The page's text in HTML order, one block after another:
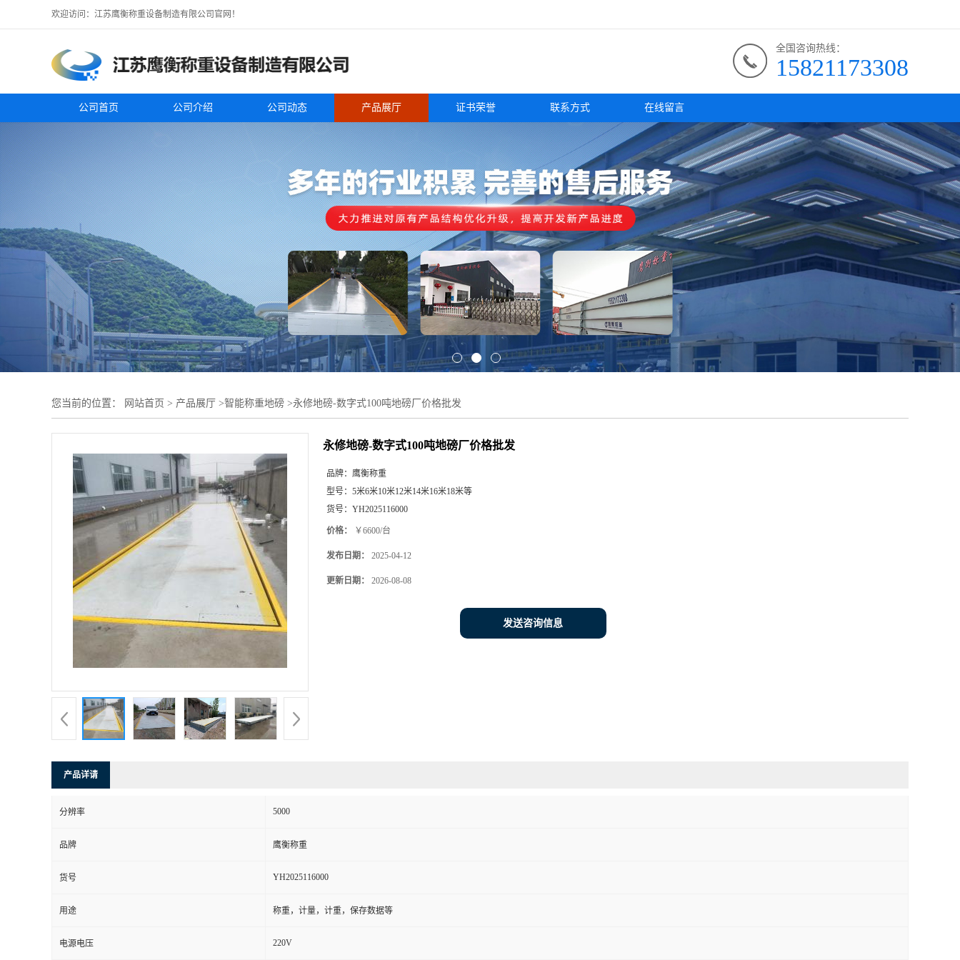
欢迎访问：江苏鹰衡称重设备制造有限公司官网！
全国咨询热线：
15821173308
公司首页 公司介绍 公司动态 产品展厅 证书荣誉 联系方式 在线留言
您当前的位置： 网站首页 > 产品展厅 >智能称重地磅 >永修地磅-数字式100吨地磅厂价格批发
永修地磅-数字式100吨地磅厂价格批发
品牌： 鹰衡称重
型号： 5米6米10米12米14米16米18米等
货号： YH2025116000
价格： ￥6600/台
发布日期： 2025-04-12
更新日期： 2026-08-08
发送咨询信息
产品详请
分辨率 5000
品牌 鹰衡称重
货号 YH2025116000
用途 称重，计量，计重，保存数据等
电源电压 220V